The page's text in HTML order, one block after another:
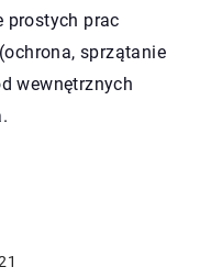
prostych prac
sprzątanie
wewnętrznych